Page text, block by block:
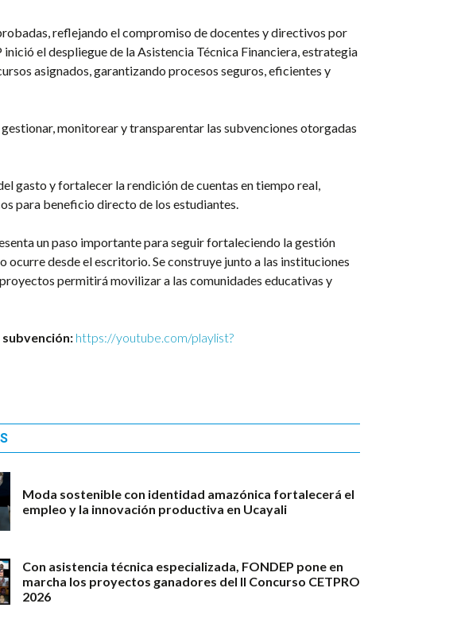
reflejando el compromiso de docentes y directivos por
el despliegue de la Asistencia Técnica Financiera, estrategia
asignados, garantizando procesos seguros, eficientes y
monitorear y transparentar las subvenciones otorgadas
gasto y fortalecer la rendición de cuentas en tiempo real,
para beneficio directo de los estudiantes.
un paso importante para seguir fortaleciendo la gestión
desde el escritorio. Se construye junto a las instituciones
permitirá movilizar a las comunidades educativas y
https://youtube.com/playlist?
Moda sostenible con identidad amazónica fortalecerá el
empleo y la innovación productiva en Ucayali
Con asistencia técnica especializada, FONDEP pone en
marcha los proyectos ganadores del II Concurso CETPRO
2026